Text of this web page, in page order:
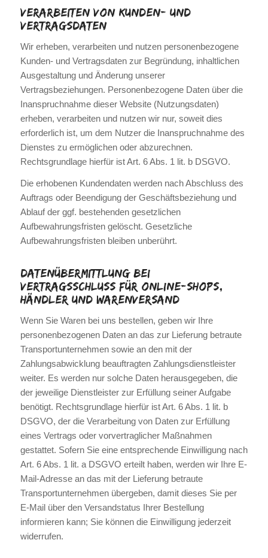
Verarbeiten von Kunden- und
Vertragsdaten
Wir erheben, verarbeiten und nutzen personenbezogene
Kunden- und Vertragsdaten zur Begründung, inhaltlichen
Ausgestaltung und Änderung unserer
Vertragsbeziehungen. Personenbezogene Daten über die
Inanspruchnahme dieser Website (Nutzungsdaten)
erheben, verarbeiten und nutzen wir nur, soweit dies
erforderlich ist, um dem Nutzer die Inanspruchnahme des
Dienstes zu ermöglichen oder abzurechnen.
Rechtsgrundlage hierfür ist Art. 6 Abs. 1 lit. b DSGVO.
Die erhobenen Kundendaten werden nach Abschluss des
Auftrags oder Beendigung der Geschäftsbeziehung und
Ablauf der ggf. bestehenden gesetzlichen
Aufbewahrungsfristen gelöscht. Gesetzliche
Aufbewahrungsfristen bleiben unberührt.
Daten­übermittlung bei
Vertragsschluss für Online-Shops,
Händler und Warenversand
Wenn Sie Waren bei uns bestellen, geben wir Ihre
personenbezogenen Daten an das zur Lieferung betraute
Transportunternehmen sowie an den mit der
Zahlungsabwicklung beauftragten Zahlungsdienstleister
weiter. Es werden nur solche Daten herausgegeben, die
der jeweilige Dienstleister zur Erfüllung seiner Aufgabe
benötigt. Rechtsgrundlage hierfür ist Art. 6 Abs. 1 lit. b
DSGVO, der die Verarbeitung von Daten zur Erfüllung
eines Vertrags oder vorvertraglicher Maßnahmen
gestattet. Sofern Sie eine entsprechende Einwilligung nach
Art. 6 Abs. 1 lit. a DSGVO erteilt haben, werden wir Ihre E-
Mail-Adresse an das mit der Lieferung betraute
Transportunternehmen übergeben, damit dieses Sie per
E-Mail über den Versandstatus Ihrer Bestellung
informieren kann; Sie können die Einwilligung jederzeit
widerrufen.